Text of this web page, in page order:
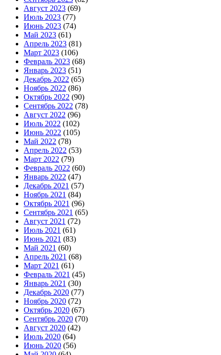
Август 2023 (69)
Июль 2023 (77)
Июнь 2023 (74)
Май 2023 (61)
Апрель 2023 (81)
Март 2023 (106)
Февраль 2023 (68)
Январь 2023 (51)
Декабрь 2022 (65)
Ноябрь 2022 (86)
Октябрь 2022 (90)
Сентябрь 2022 (78)
Август 2022 (96)
Июль 2022 (102)
Июнь 2022 (105)
Май 2022 (78)
Апрель 2022 (53)
Март 2022 (79)
Февраль 2022 (60)
Январь 2022 (47)
Декабрь 2021 (57)
Ноябрь 2021 (84)
Октябрь 2021 (96)
Сентябрь 2021 (65)
Август 2021 (72)
Июль 2021 (61)
Июнь 2021 (83)
Май 2021 (60)
Апрель 2021 (68)
Март 2021 (61)
Февраль 2021 (45)
Январь 2021 (30)
Декабрь 2020 (77)
Ноябрь 2020 (72)
Октябрь 2020 (67)
Сентябрь 2020 (70)
Август 2020 (42)
Июль 2020 (64)
Июнь 2020 (56)